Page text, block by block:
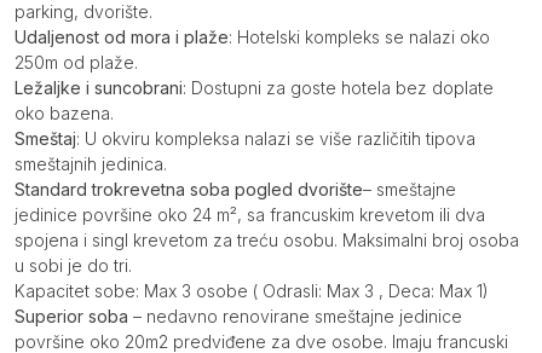
parking, dvorište.
Udaljenost od mora i plaže: Hotelski kompleks se nalazi oko
250m od plaže.
Ležaljke i suncobrani: Dostupni za goste hotela bez doplate
oko bazena.
Smeštaj: U okviru kompleksa nalazi se više različitih tipova
smeštajnih jedinica.
Standard trokrevetna soba pogled dvorište– smeštajne
jedinice površine oko 24 m², sa francuskim krevetom ili dva
spojena i singl krevetom za treću osobu. Maksimalni broj osoba
u sobi je do tri.
Kapacitet sobe: Max 3 osobe ( Odrasli: Max 3 , Deca: Max 1)
Superior soba – nedavno renovirane smeštajne jedinice
površine oko 20m2 predviđene za dve osobe. Imaju francuski